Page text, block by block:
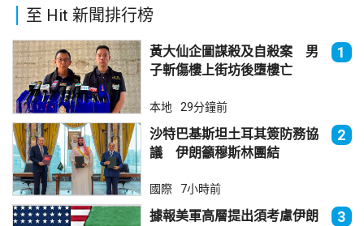
至 Hit 新聞排行榜
黃大仙企圖謀殺及自殺案 男
子斬傷樓上街坊後墮樓亡
1
本地 29分鐘前
沙特巴基斯坦土耳其簽防務協
議 伊朗籲穆斯林團結
2
國際 7小時前
據報美軍高層提出須考慮伊朗
3